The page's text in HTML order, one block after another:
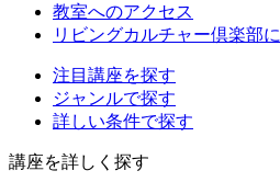
教室へのアクセス
リビングカルチャー倶楽部
注目講座を探す
ジャンルで探す
詳しい条件で探す
講座を詳しく探す